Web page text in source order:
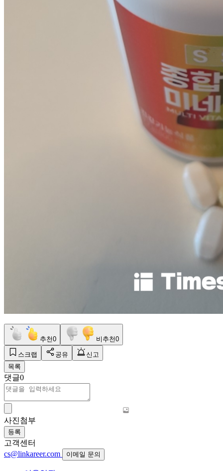
추천0 비추천0
스크랩 공유
신고
목록
댓글0
사진첨부
등록
고객센터
cs@linkareer.com
이메일 문의